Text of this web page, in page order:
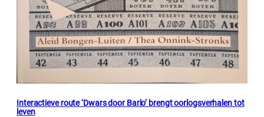
Interactieve route ‘Dwars door Barlo’ brengt oorlogsverhalen tot
leven